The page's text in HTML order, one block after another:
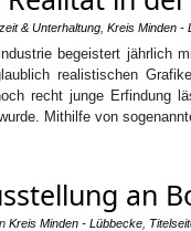
& Unterhaltung Kreis Minden -
begeistert jährlich
realistischen
recht junge Erfindung
Mithilfe von
an
Kreis Minden - Lübbecke